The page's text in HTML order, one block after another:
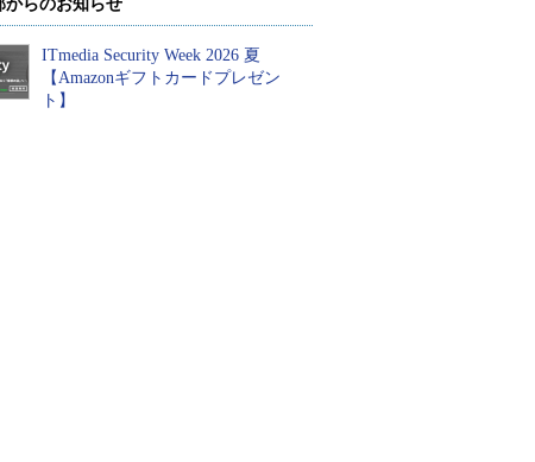
からのお知らせ
ITmedia Security Week 2026 夏
【Amazonギフトカードプレゼン
ト】